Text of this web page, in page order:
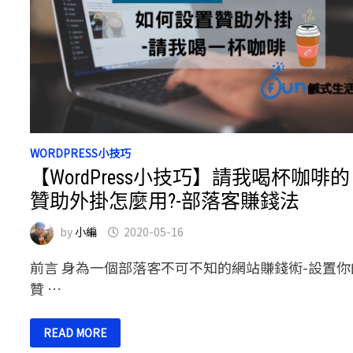
WORDPRESS小技巧
【WordPress小技巧】請我喝杯咖啡的
贊助外掛怎麼用?-部落客賺錢法
by 小編 2020-05-16
前言 身為一個部落客不可不知的網站賺錢術-設置
贊 …
【WORDPRESS
小
技
READ MORE